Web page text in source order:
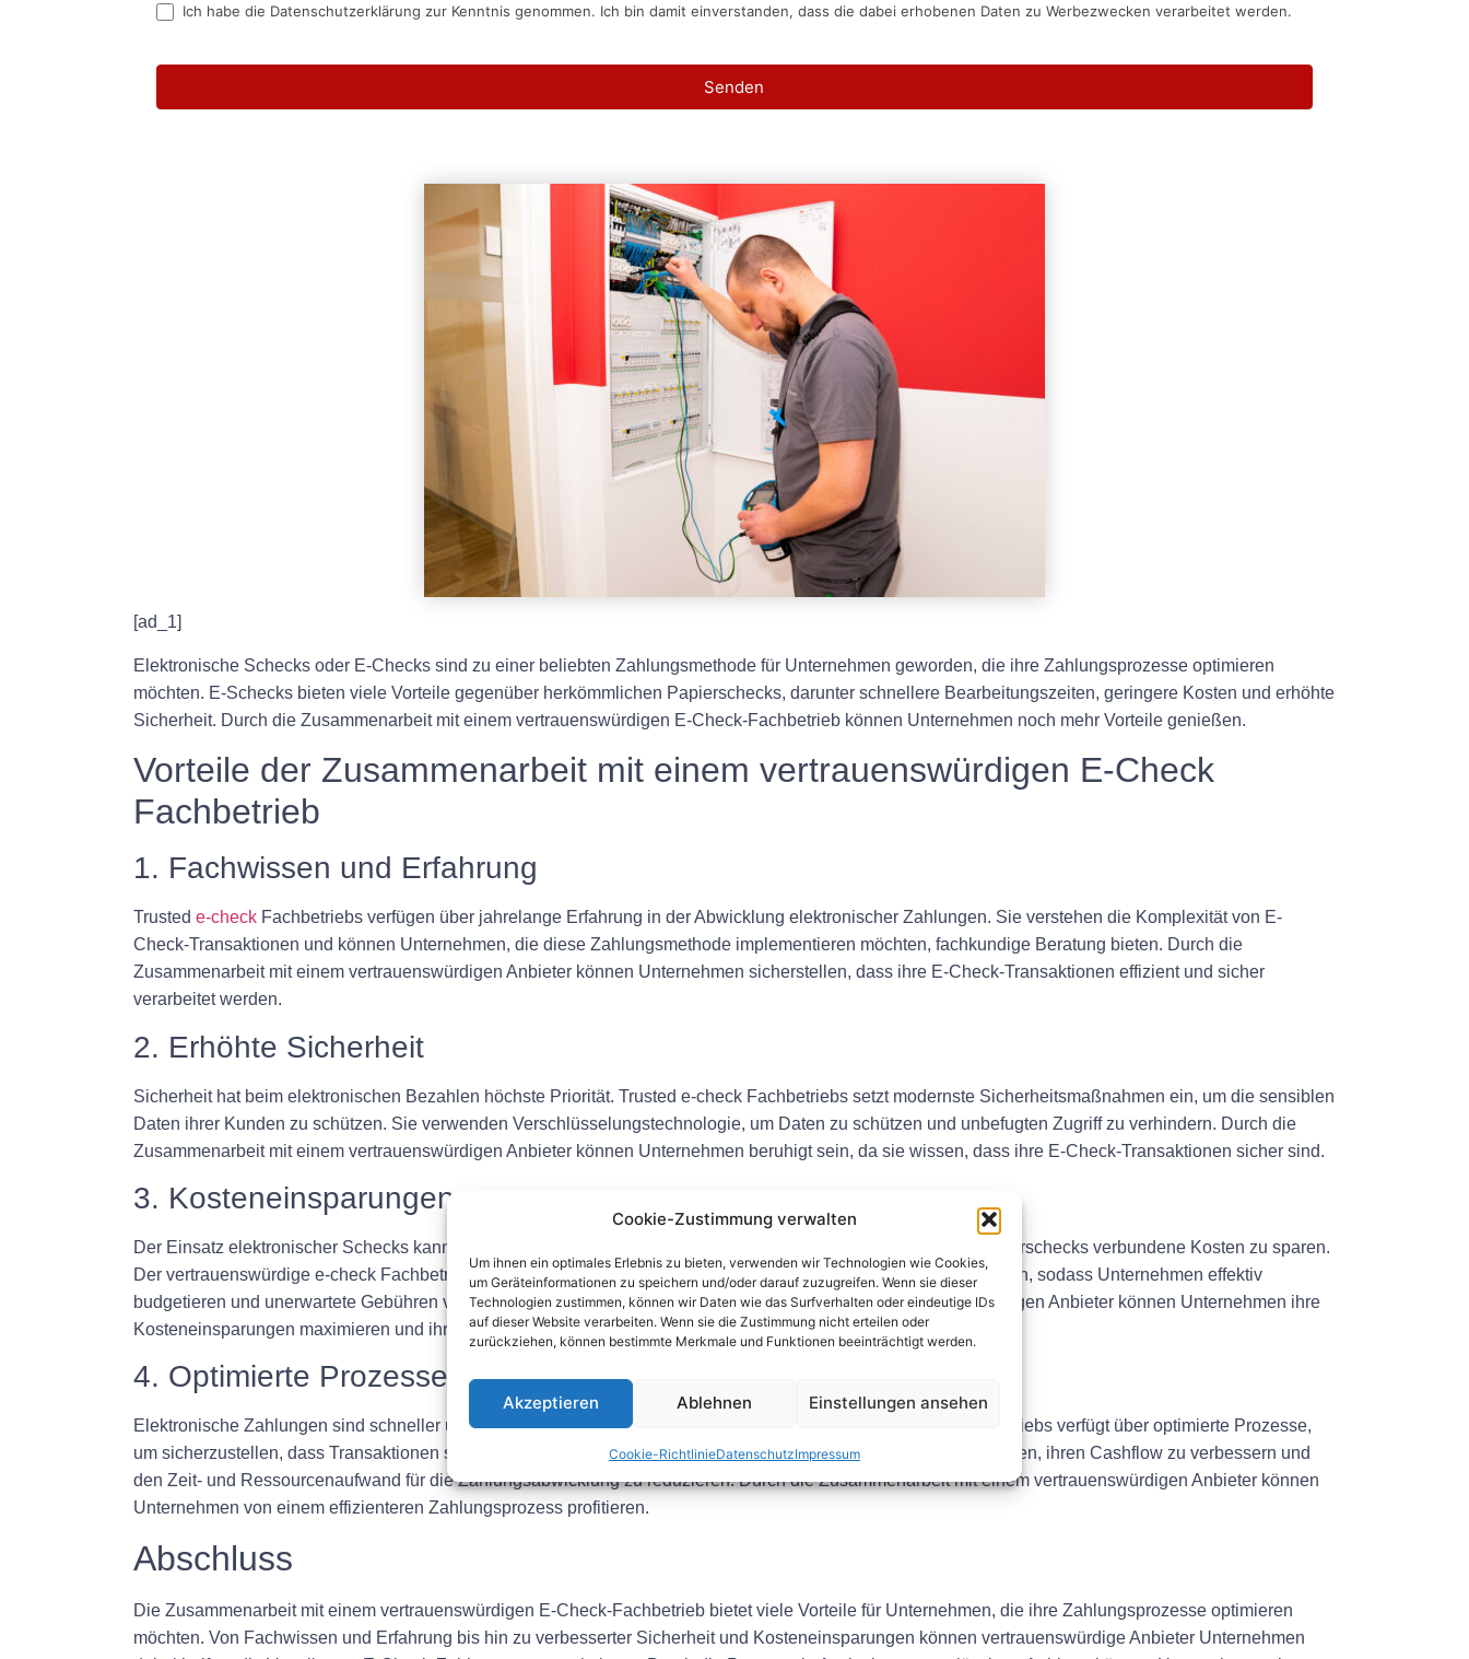
Cookie-Zustimmung verwalten
Um ihnen ein optimales Erlebnis zu bieten, verwenden wir Technologien wie Cookies,
um Geräteinformationen zu speichern und/oder darauf zuzugreifen. Wenn sie dieser
Technologien zustimmen, können wir Daten wie das Surfverhalten oder eindeutige IDs
auf dieser Website verarbeiten. Wenn sie die Zustimmung nicht erteilen oder
zurückziehen, können bestimmte Merkmale und Funktionen beeinträchtigt werden.
Akzeptieren Ablehnen Einstellungen ansehen
Cookie-RichtlinieDatenschutzImpressum
Ich habe die Datenschutzerklärung zur Kenntnis genommen. Ich bin damit einverstanden, dass die dabei erhobenen Daten zu Werbezwecken verarbeitet werden.
Senden
[ad_1]
Elektronische Schecks oder E-Checks sind zu einer beliebten Zahlungsmethode für Unternehmen geworden, die ihre Zahlungsprozesse optimieren
möchten. E-Schecks bieten viele Vorteile gegenüber herkömmlichen Papierschecks, darunter schnellere Bearbeitungszeiten, geringere Kosten und erhöhte
Sicherheit. Durch die Zusammenarbeit mit einem vertrauenswürdigen E-Check-Fachbetrieb können Unternehmen noch mehr Vorteile genießen.
Vorteile der Zusammenarbeit mit einem vertrauenswürdigen E-Check
Fachbetrieb
1. Fachwissen und Erfahrung
Trusted e-check Fachbetriebs verfügen über jahrelange Erfahrung in der Abwicklung elektronischer Zahlungen. Sie verstehen die Komplexität von E-
Check-Transaktionen und können Unternehmen, die diese Zahlungsmethode implementieren möchten, fachkundige Beratung bieten. Durch die
Zusammenarbeit mit einem vertrauenswürdigen Anbieter können Unternehmen sicherstellen, dass ihre E-Check-Transaktionen effizient und sicher
verarbeitet werden.
2. Erhöhte Sicherheit
Sicherheit hat beim elektronischen Bezahlen höchste Priorität. Trusted e-check Fachbetriebs setzt modernste Sicherheitsmaßnahmen ein, um die sensiblen
Daten ihrer Kunden zu schützen. Sie verwenden Verschlüsselungstechnologie, um Daten zu schützen und unbefugten Zugriff zu verhindern. Durch die
Zusammenarbeit mit einem vertrauenswürdigen Anbieter können Unternehmen beruhigt sein, da sie wissen, dass ihre E-Check-Transaktionen sicher sind.
3. Kosteneinsparungen
Der Einsatz elektronischer Schecks kann Unternehmen dabei helfen, Bearbeitungsgebühren und andere mit Papierschecks verbundene Kosten zu sparen.
Der vertrauenswürdige e-check Fachbetriebs bietet wettbewerbsfähige Preise und transparente Gebührenstrukturen, sodass Unternehmen effektiv
budgetieren und unerwartete Gebühren vermeiden können. Durch die Zusammenarbeit mit einem vertrauenswürdigen Anbieter können Unternehmen ihre
Kosteneinsparungen maximieren und ihr Endergebnis verbessern.
4. Optimierte Prozesse
Elektronische Zahlungen sind schneller und effizienter als herkömmliche Papierschecks. Trusted e-check Fachbetriebs verfügt über optimierte Prozesse,
um sicherzustellen, dass Transaktionen schnell und korrekt verarbeitet werden. Dies kann Unternehmen dabei helfen, ihren Cashflow zu verbessern und
den Zeit- und Ressourcenaufwand für die Zahlungsabwicklung zu reduzieren. Durch die Zusammenarbeit mit einem vertrauenswürdigen Anbieter können
Unternehmen von einem effizienteren Zahlungsprozess profitieren.
Abschluss
Die Zusammenarbeit mit einem vertrauenswürdigen E-Check-Fachbetrieb bietet viele Vorteile für Unternehmen, die ihre Zahlungsprozesse optimieren
möchten. Von Fachwissen und Erfahrung bis hin zu verbesserter Sicherheit und Kosteneinsparungen können vertrauenswürdige Anbieter Unternehmen